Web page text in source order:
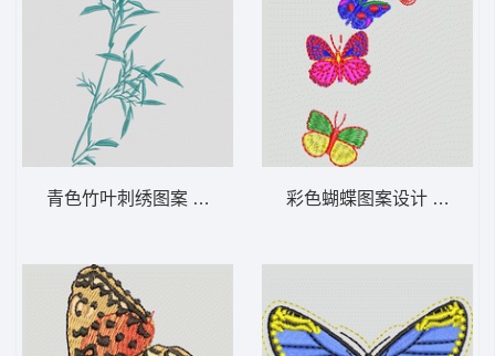
青色竹叶刺绣图案 竹子 彩色蝴蝶图案设计 蝴蝶